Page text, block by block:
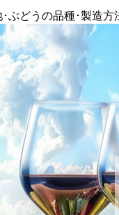
ぶどうの品種･製造